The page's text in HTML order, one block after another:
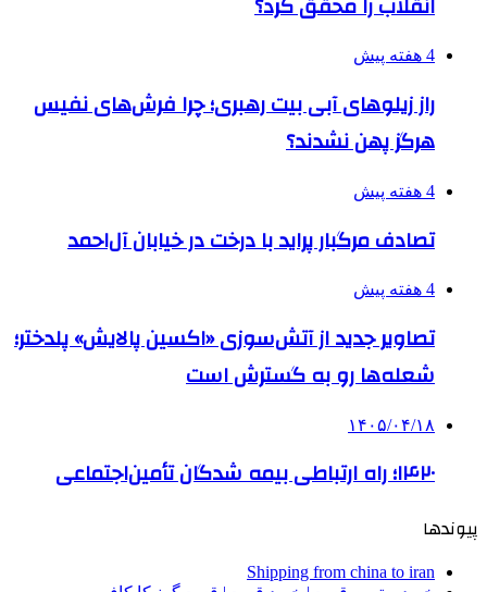
4 هفته پیش
راز زیلوهای آبی بیت رهبری؛ چرا فرش‌های نفیس
هرگز پهن نشدند؟
4 هفته پیش
تصادف مرگبار پراید با درخت در خیابان آل‌احمد
4 هفته پیش
تصاویر جدید از آتش‌سوزی «اکسین پالایش» پلدختر؛
شعله‌ها رو به گسترش است
۱۴۰۵/۰۴/۱۸
۱۴۲۰؛ راه ارتباطی بیمه شدگان تأمین‌اجتماعی
پیوندها
Shipping from china to iran